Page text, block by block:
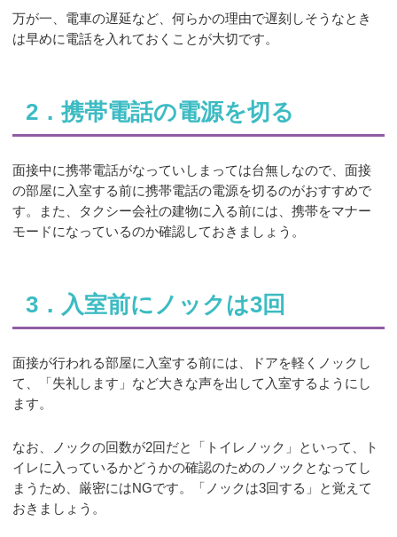
万が一、電車の遅延など、何らかの理由で遅刻しそうなとき
は早めに電話を入れておくことが大切です。
2．携帯電話の電源を切る
面接中に携帯電話がなっていしまっては台無しなので、面接
の部屋に入室する前に携帯電話の電源を切るのがおすすめで
す。また、タクシー会社の建物に入る前には、携帯をマナー
モードになっているのか確認しておきましょう。
3．入室前にノックは3回
面接が行われる部屋に入室する前には、ドアを軽くノックし
て、「失礼します」など大きな声を出して入室するようにし
ます。
なお、ノックの回数が2回だと「トイレノック」といって、ト
イレに入っているかどうかの確認のためのノックとなってし
まうため、厳密にはNGです。「ノックは3回する」と覚えて
おきましょう。